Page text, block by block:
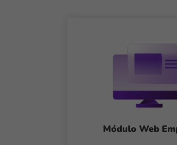
Módulo Web